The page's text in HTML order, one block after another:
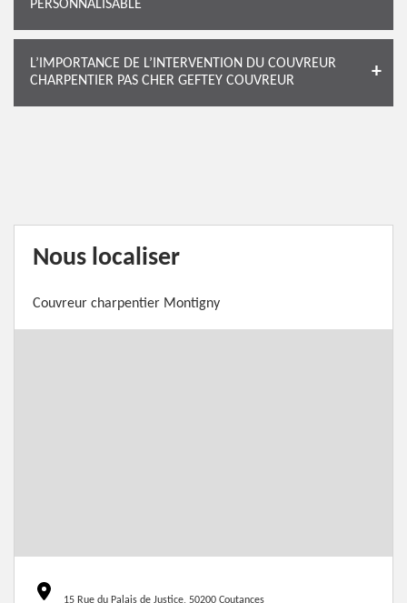
PERSONNALISABLE
L’IMPORTANCE DE L’INTERVENTION DU COUVREUR
CHARPENTIER PAS CHER GEFTEY COUVREUR
Nous localiser
Couvreur charpentier Montigny
15 Rue du Palais de Justice, 50200 Coutances